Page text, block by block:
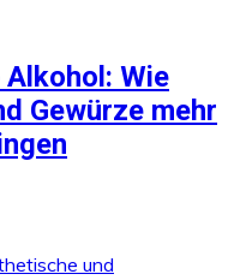
Wie
Gewürze mehr